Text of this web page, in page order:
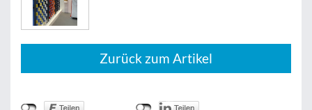
Zurück zum Artikel